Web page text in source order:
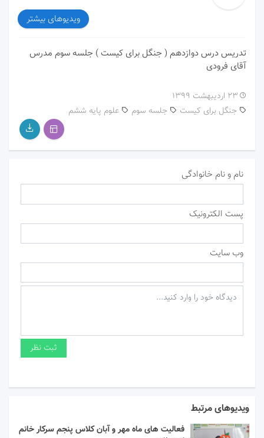
ویدیوهای بیشتر
تدریس درس دوازدهم ( جنگل برای کیست ) جلسه سوم مدرس
آقای فرودی
۲۳ اردیبهشت ۱۳۹۹
جلسه سوم
جنگل برای کیست علوم پایه ششم
نام و نام خانوادگی
پست الکترونیک
وب سایت
ویدیوهای مرتبط
فعالیت های ماه مهر و آبان کلاس پنجم سرکار خانم